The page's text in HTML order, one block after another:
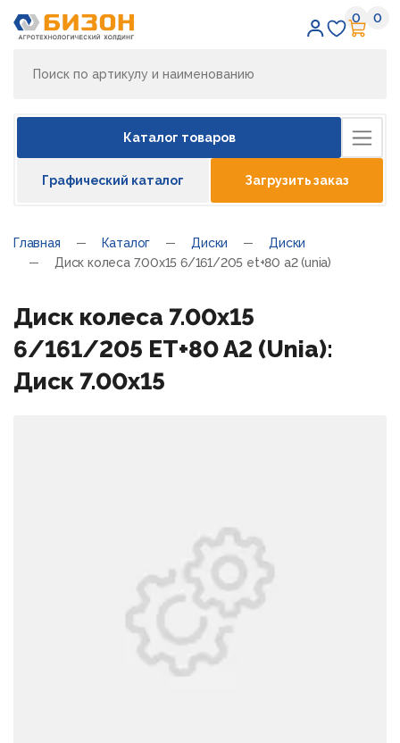
0 0
Каталог товаров
Графический каталог Загрузить заказ
Главная Каталог Диски
Диски
Диск колеса 7.00х15 6/161/205 et+80 a2 (unia)
Диск колеса 7.00х15
6/161/205 ET+80 A2 (Unia):
Диск 7.00х15